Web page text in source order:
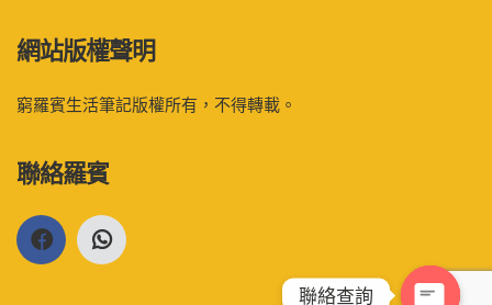
網站版權聲明
窮羅賓生活筆記版權所有，不得轉載。
聯絡羅賓
聯絡查詢